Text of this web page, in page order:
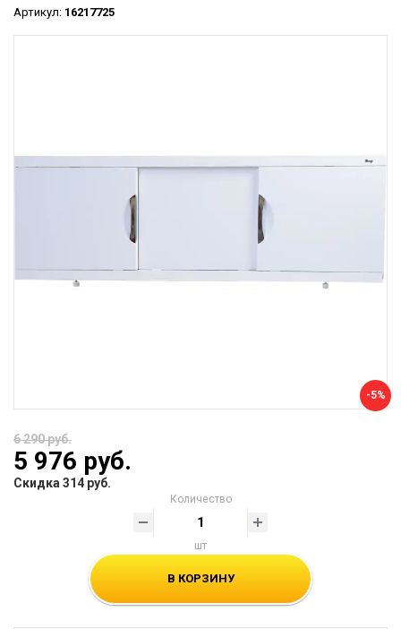
Артикул: 16217725
-5%
6 290 руб.
5 976 руб.
Скидка 314 руб.
Количество
шт
В КОРЗИНУ